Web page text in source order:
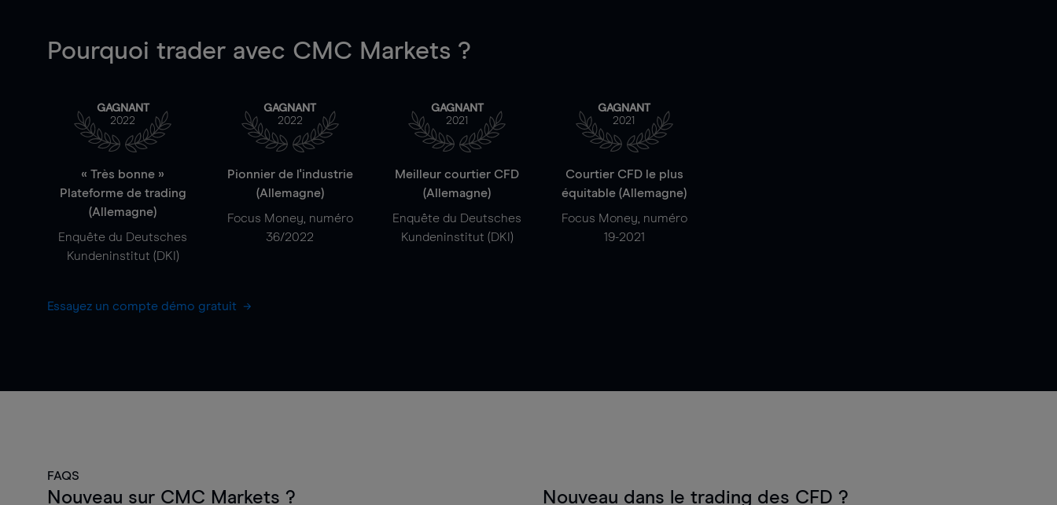
Pourquoi trader avec CMC Markets ?
GAGNANT
2022
« Très bonne »
Plateforme de trading
(Allemagne)
Enquête du Deutsches
Kundeninstitut (DKI)
GAGNANT
2022
Pionnier de l'industrie
(Allemagne)
Focus Money, numéro
36/2022
GAGNANT
2021
Meilleur courtier CFD
(Allemagne)
Enquête du Deutsches
Kundeninstitut (DKI)
GAGNANT
2021
Courtier CFD le plus
équitable (Allemagne)
Focus Money, numéro
19-2021
Essayez un compte démo gratuit
FAQS
Nouveau sur CMC Markets ? Nouveau dans le trading des CFD ?